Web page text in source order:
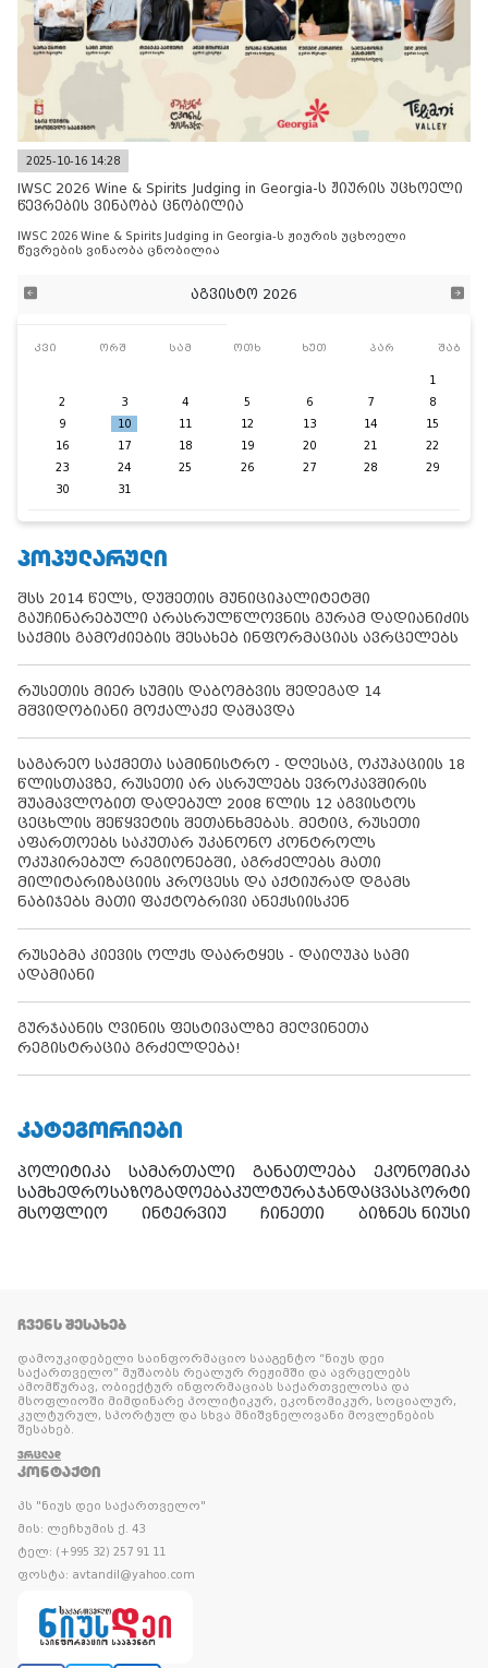
2025-10-16 14:28
IWSC 2026 Wine & Spirits Judging in Georgia-ს ჟიურის უცხოელი
წევრების ვინაობა ცნობილია
IWSC 2026 Wine & Spirits Judging in Georgia-ს ჟიურის უცხოელი
წევრების ვინაობა ცნობილია
აგვისტო 2026
კვი ორშ სამ ოთხ ხუთ პარ შაბ
1
2
3 4 5 6 7
8
9
10 11 12 13 14
15
16
17 18 19 20 21
22
23
24 25 26 27 28
29
30
31
ᲞᲝᲞᲣᲚᲐᲠᲣᲚᲘ
შსს 2014 წელს, დუშეთის მუნიციპალიტეტში
გაუჩინარებული არასრულწლოვნის გურამ დადიანიძის
საქმის გამოძიების შესახებ ინფორმაციას ავრცელებს
რუსეთის მიერ სუმის დაბომბვის შედეგად 14
მშვიდობიანი მოქალაქე დაშავდა
საგარეო საქმეთა სამინისტრო - დღესაც, ოკუპაციის 18
წლისთავზე, რუსეთი არ ასრულებს ევროკავშირის
შუამავლობით დადებულ 2008 წლის 12 აგვისტოს
ცეცხლის შეწყვეტის შეთანხმებას. მეტიც, რუსეთი
აფართოებს საკუთარ უკანონო კონტროლს
ოკუპირებულ რეგიონებში, აგრძელებს მათი
მილიტარიზაციის პროცესს და აქტიურად დგამს
ნაბიჯებს მათი ფაქტობრივი ანექსიისკენ
რუსებმა კიევის ოლქს დაარტყეს - დაიღუპა სამი
ადამიანი
გურჯაანის ღვინის ფესტივალზე მეღვინეთა
რეგისტრაცია გრძელდება!
ᲙᲐᲢᲔᲒᲝᲠᲘᲔᲑᲘ
პოლიტიკა სამართალი განათლება
ეკონომიკა
სამხედროსაზოგადოებაკულტურაჯანდაცვასპორტი
მსოფლიო
ინტერვიუ ჩინეთი ბიზნეს ნიუსი
ᲩᲕᲔᲜᲡ ᲨᲔᲡᲐᲮᲔᲑ
დამოუკიდებელი საინფორმაციო სააგენტო “ნიუს დეი
საქართველო” მუშაობს რეალურ რეჟიმში და ავრცელებს
ამომწურავ, ობიექტურ ინფორმაციას საქართველოსა და
მსოფლიოში მიმდინარე პოლიტიკურ, ეკონომიკურ, სოციალურ,
კულტურულ, სპორტულ და სხვა მნიშვნელოვანი მოვლენების
შესახებ.
ᲕᲠᲪᲚᲐᲓ
ᲙᲝᲜᲢᲐᲥᲢᲘ
პს "ნიუს დეი საქართველო"
მის: ლეჩხუმის ქ. 43
ტელ: (+995 32) 257 91 11
ფოსტა: avtandil@yahoo.com